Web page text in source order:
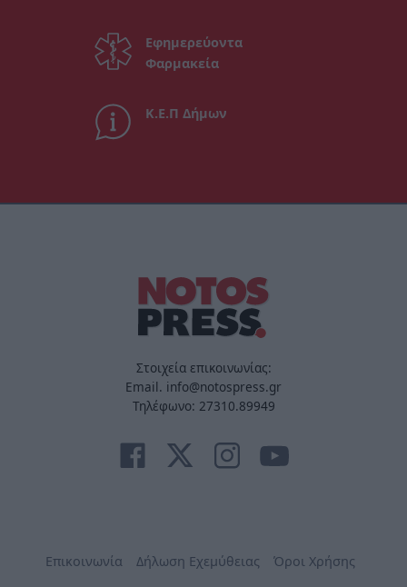
Εφημερεύοντα
Φαρμακεία
Κ.Ε.Π Δήμων
Στοιχεία επικοινωνίας:
Email. info@notospress.gr
Τηλέφωνο: 27310.89949
Επικοινωνία Δήλωση Εχεμύθειας Όροι Χρήσης